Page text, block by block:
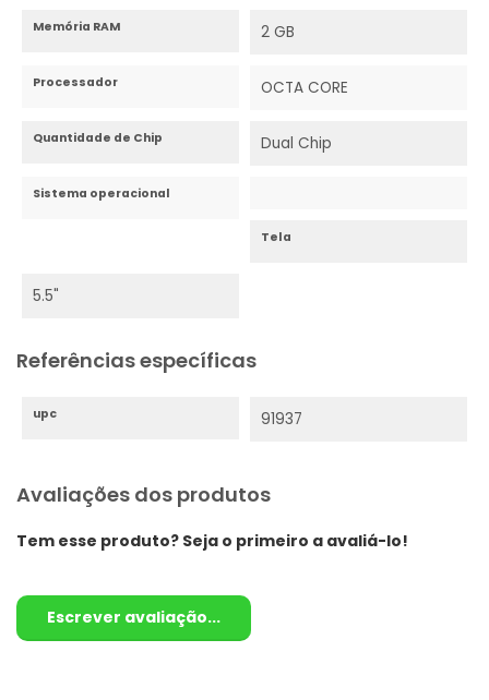
Memória RAM 2 GB
Processador OCTA CORE
Quantidade de Chip Dual Chip
Sistema operacional
Tela
5.5"
Referências específicas
upc 91937
Avaliações dos produtos
Tem esse produto? Seja o primeiro a avaliá-lo!
Escrever avaliação...